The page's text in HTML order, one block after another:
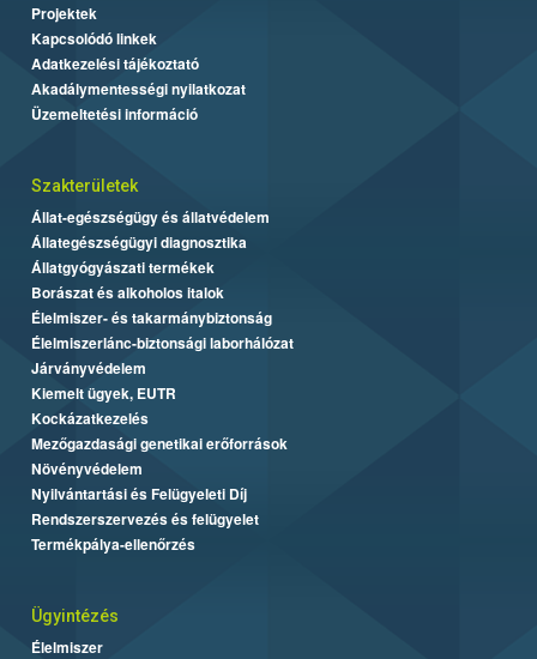
Projektek
Kapcsolódó linkek
Adatkezelési tájékoztató
Akadálymentességi nyilatkozat
Üzemeltetési információ
Szakterületek
Állat-egészségügy és állatvédelem
Állategészségügyi diagnosztika
Állatgyógyászati termékek
Borászat és alkoholos italok
Élelmiszer- és takarmánybiztonság
Élelmiszerlánc-biztonsági laborhálózat
Járványvédelem
Kiemelt ügyek, EUTR
Kockázatkezelés
Mezőgazdasági genetikai erőforrások
Növényvédelem
Nyilvántartási és Felügyeleti Díj
Rendszerszervezés és felügyelet
Termékpálya-ellenőrzés
Ügyintézés
Élelmiszer